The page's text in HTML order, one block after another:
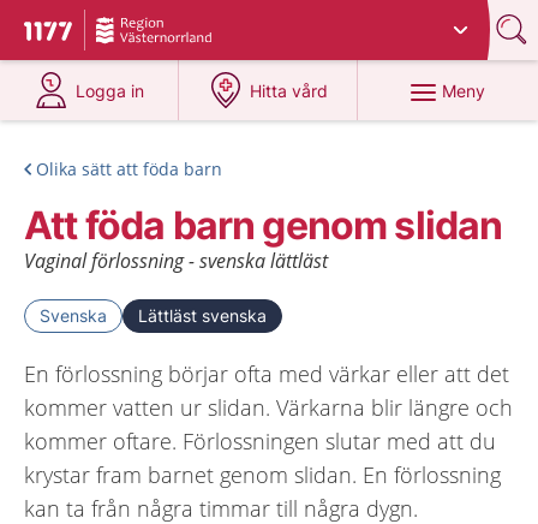
Till startsidan för 1177
Du har valt region
Logga in
på 1177.se
Hitta vård
på 1177.se
Meny
Olika sätt att föda barn
Att föda barn genom slidan
Vaginal förlossning - svenska lättläst
Svenska Lättläst svenska
En förlossning börjar ofta med värkar eller att det
kommer vatten ur slidan. Värkarna blir längre och
kommer oftare. Förlossningen slutar med att du
krystar fram barnet genom slidan. En förlossning
kan ta från några timmar till några dygn.